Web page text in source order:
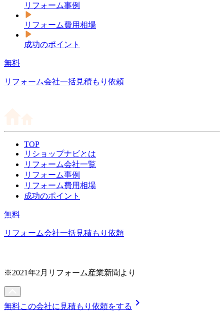
リフォーム事例
リフォーム費用相場
成功のポイント
無料
リフォーム会社一括見積もり依頼
TOP
リショップナビとは
リフォーム会社一覧
リフォーム事例
リフォーム費用相場
成功のポイント
無料
リフォーム会社一括見積もり依頼
※2021年2月リフォーム産業新聞より
無料この会社に見積もり依頼をする chevron_right